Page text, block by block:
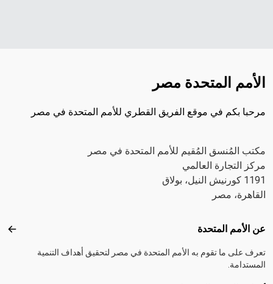
الأمم المتحدة مصر
مرحبا بكم في موقع الفريق القطري للأمم المتحدة في مصر
مكتب المُنسق المُقيم للأمم المتحدة في مصر
مركز التجارة العالمي
1191 كورنيش النيل، بولاق
القاهرة، مصر
Footer menu
عن الأمم المتحدة عن
تعرف على ما تقوم به الأمم المتحدة في مصر لتحقيق أهداف التنمية
المستدامة.